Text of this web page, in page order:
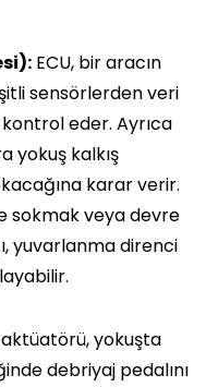
ECU, bir aracın
sensörlerden veri
eder. Ayrıca
yokuş kalkış
karar verir.
sokmak veya devre
yuvarlanma direnci
yokuşta
debriyaj pedalını